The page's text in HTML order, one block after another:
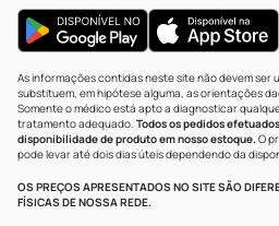
As informações contidas neste site não devem ser
substituem, em hipótese alguma, as orientações
Somente o médico está apto a diagnosticar
tratamento adequado. Todos os pedidos
disponibilidade de produto em nosso estoque.O
pode levar até dois dias úteis dependendo da
OS PREÇOS APRESENTADOS NO SITE SÃO
FÍSICAS DE NOSSA REDE.